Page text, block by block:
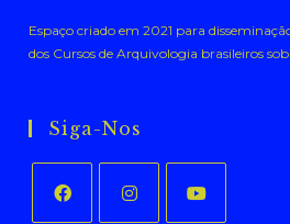
Espaço criado em 2021 para
dos Cursos de Arquivologia brasileiros
Siga-Nos